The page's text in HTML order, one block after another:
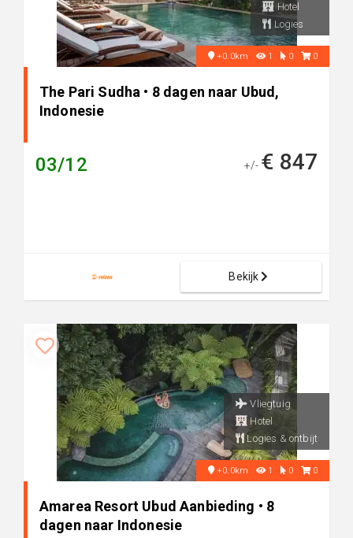
Hotel
Logies
+0.0km 1 0 0
The Pari Sudha • 8 dagen naar Ubud,
Indonesie
03/12 +/- € 847
Bekijk
Vliegtuig
Hotel
Logies & ontbijt
+0.0km 1 0 0
Amarea Resort Ubud Aanbieding • 8
dagen naar Indonesie